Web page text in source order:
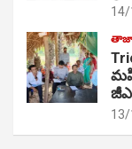
తాజా